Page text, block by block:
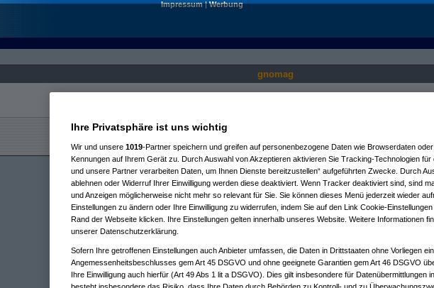
Impressum|Werbung
gnomag
Ihre Privatsphäre ist uns wichtig
Wir und unsere 1019-Partner speichern und greifen auf personenbezogene Daten wie Browserdaten
Kennungen auf Ihrem Gerät zu. Durch Auswahl von Akzeptieren aktivieren Sie Tracking-Technologien für
und unsere Partner verarbeiten Daten, um Ihnen Dienste bereitzustellen“ aufgeführten Zwecke. Durch
ablehnen oder Widerruf Ihrer Einwilligung werden diese deaktiviert. Wenn Tracker deaktiviert sind, sind
und Anzeigen möglicherweise nicht mehr so relevant für Sie. Sie können dieses Menü jederzeit wieder
Einstellungen zu ändern oder Ihre Einwilligung zu widerrufen, indem Sie auf den Link Cookie-
Rand der Webseite klicken. Ihre Einstellungen gelten innerhalb unseres Website. Weitere Informationen
unserer Datenschutzerklärung.
Sofern Ihre getroffenen Einstellungen auch Anbieter umfassen, die Daten in Drittstaaten ohne Vorliegen
Angemessenheitsbeschlusses gem Art 45 DSGVO und ohne geeignete Garantien gem Art 46 DSGVO
Ihre Einwilligung auch hierfür (Art 49 Abs 1 lit a DSGVO). Dies gilt insbesondere für Datenübermittlungen
besteht insbesondere das Risiko, dass Ihre Daten durch Behörden zu Kontroll- und zu